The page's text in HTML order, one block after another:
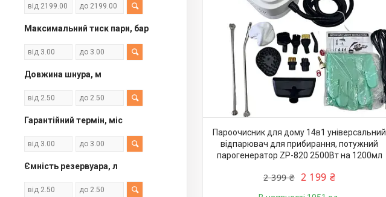
Максимальний тиск пари, бар
Довжина шнура, м
Гарантійний термін, міс
Ємність резервуара, л
Пароочисник для дому 14в1 універсальний
відпарювач для прибирання, потужний
парогенератор ZP-820 2500Вт на 1200мл
2 399 ₴ 2 199 ₴